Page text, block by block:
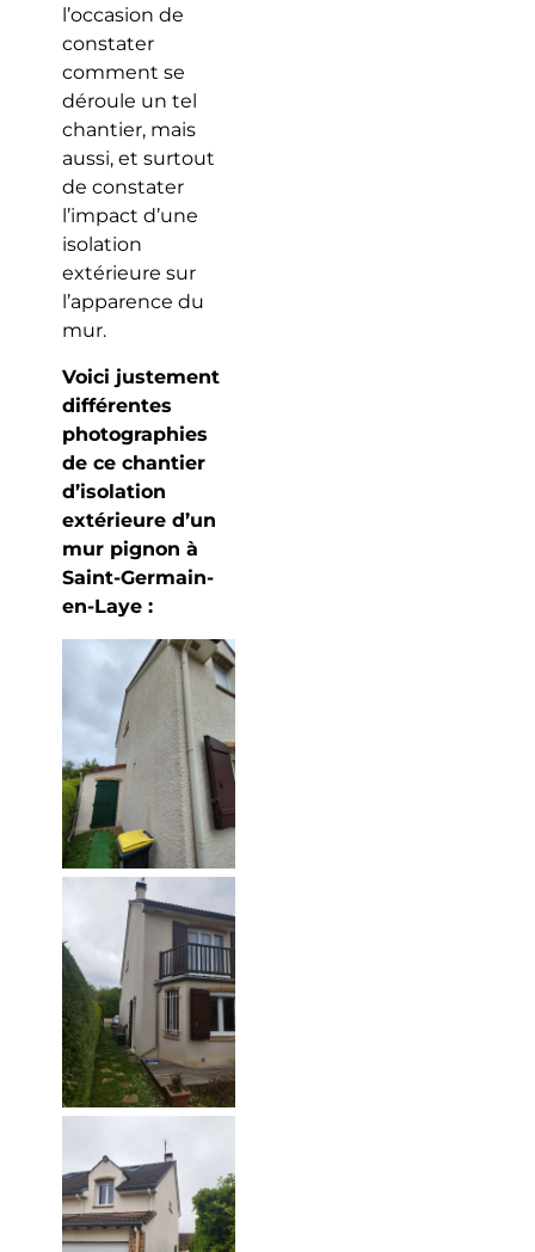
l’occasion de
constater
comment se
déroule un tel
chantier, mais
aussi, et surtout
de constater
l’impact d’une
isolation
extérieure sur
l’apparence du
mur.
Voici justement
différentes
photographies
de ce chantier
d’isolation
extérieure d’un
mur pignon à
Saint-Germain-
en-Laye :